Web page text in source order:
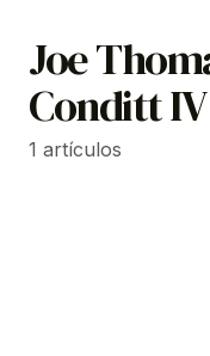
Joe
Conditt IV
1 artículos